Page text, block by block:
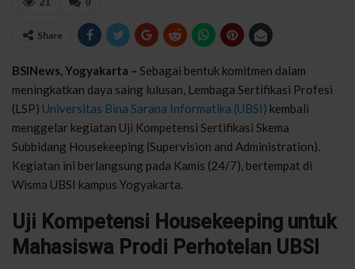
Share
BSINews, Yogyakarta – Sebagai bentuk komitmen dalam
meningkatkan daya saing lulusan, Lembaga Sertifikasi Profesi
(LSP) Universitas Bina Sarana Informatika (UBSI) kembali
menggelar kegiatan Uji Kompetensi Sertifikasi Skema
Subbidang Housekeeping (Supervision and Administration).
Kegiatan ini berlangsung pada Kamis (24/7), bertempat di
Wisma UBSI kampus Yogyakarta.
Uji Kompetensi Housekeeping untuk
Mahasiswa Prodi Perhotelan UBSI